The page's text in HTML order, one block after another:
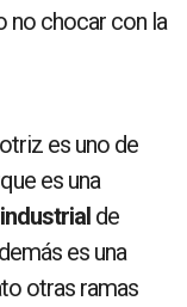
no chocar con la
es uno de
es una
de
es una
otras ramas